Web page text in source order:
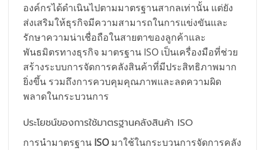
องค์กรได้ดำเนินไปตามมาตรฐานสากลเท่านั้น แต่ยัง
ส่งเสริมให้ธุรกิจมีความสามารถในการแข่งขันและ
รักษาความน่าเชื่อถือในสายตาของลูกค้าและ
พันธมิตรทางธุรกิจ มาตรฐาน ISO เป็นเครื่องมือที่ช่วย
สร้างระบบการจัดการคลังสินค้าที่มีประสิทธิภาพมาก
ยิ่งขึ้น รวมถึงการควบคุมคุณภาพและลดความผิด
พลาดในกระบวนการ
ประโยชน์ของการใช้มาตรฐานคลังสินค้า ISO
การนำมาตรฐาน ISO มาใช้ในกระบวนการจัดการคลัง